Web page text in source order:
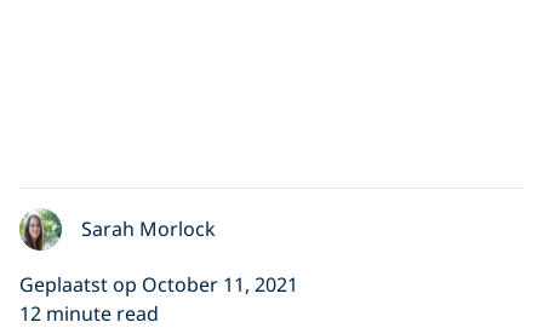
Sarah Morlock
Geplaatst op October 11, 2021
12 minute read